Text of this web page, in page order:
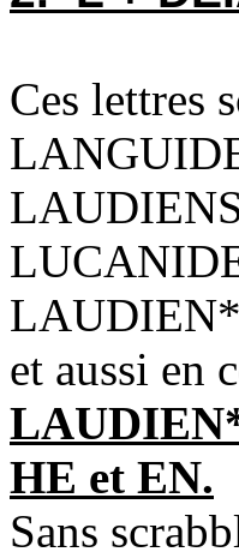
Ces lettres
et aussi en
HE et EN.
Sans